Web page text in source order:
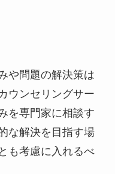
や問題の解決策は
ウンセリングサー
を専門家に相談す
な解決を目指す場
も考慮に入れるべ